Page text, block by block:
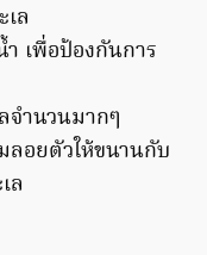
ล
เพื่อป้องกันการ
จำนวนมากๆ
ลอยตัวให้ขนานกับ
ล